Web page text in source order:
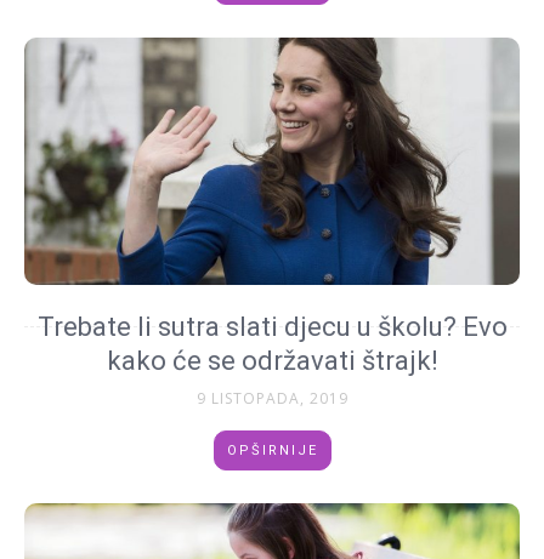
Trebate li sutra slati djecu u školu? Evo
kako će se održavati štrajk!
9 LISTOPADA, 2019
OPŠIRNIJE